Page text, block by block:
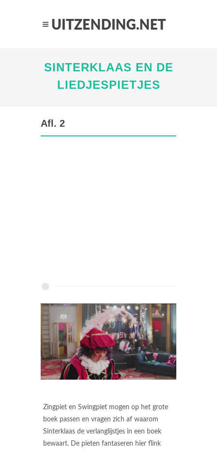
SINTERKLAAS EN DE
LIEDJESPIETJES
Afl. 2
Zingpiet en Swingpiet mogen op het grote
boek passen en vragen zich af waarom
Sinterklaas de verlanglijstjes in een boek
bewaart. De pieten fantaseren hier flink